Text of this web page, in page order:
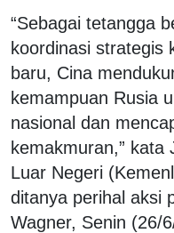
“Sebagai tetangga
koordinasi strategis
baru, Cina
kemampuan Rusia
nasional dan
kemakmuran,” kata
Luar Negeri
ditanya perihal aksi
Wagner, Senin (26/